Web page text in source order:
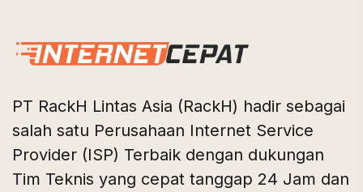
PT RackH Lintas Asia (RackH) hadir sebagai
salah satu Perusahaan Internet Service
Provider (ISP) Terbaik dengan dukungan
Tim Teknis yang cepat tanggap 24 Jam dan